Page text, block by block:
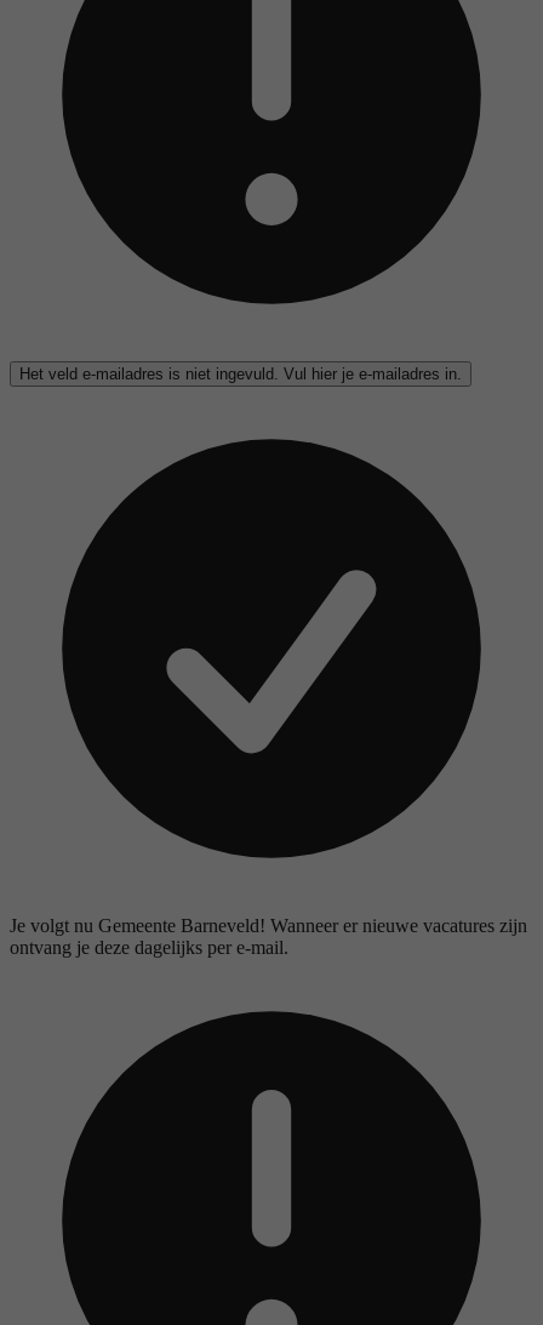
Het veld e-mailadres is niet ingevuld. Vul hier je e-mailadres in.
Je volgt nu Gemeente Barneveld! Wanneer er nieuwe vacatures zijn
ontvang je deze dagelijks per e-mail.